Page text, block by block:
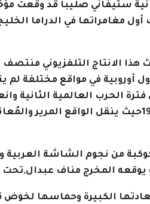
ستيفاني صليبا قد وقعت
أول مغامراتها في الدراما
الانتاج التلفزيوني منتصف
أوروبية في مواقع مختلفة
فترة الحرب العالمية الثانية
وتدور أحداثه عام 1940حيث ينقل
من نجوم الشاشة العربية
يوقعه المخرج مناف عبدال,تحت
الكبيرة وحماسها لخوض